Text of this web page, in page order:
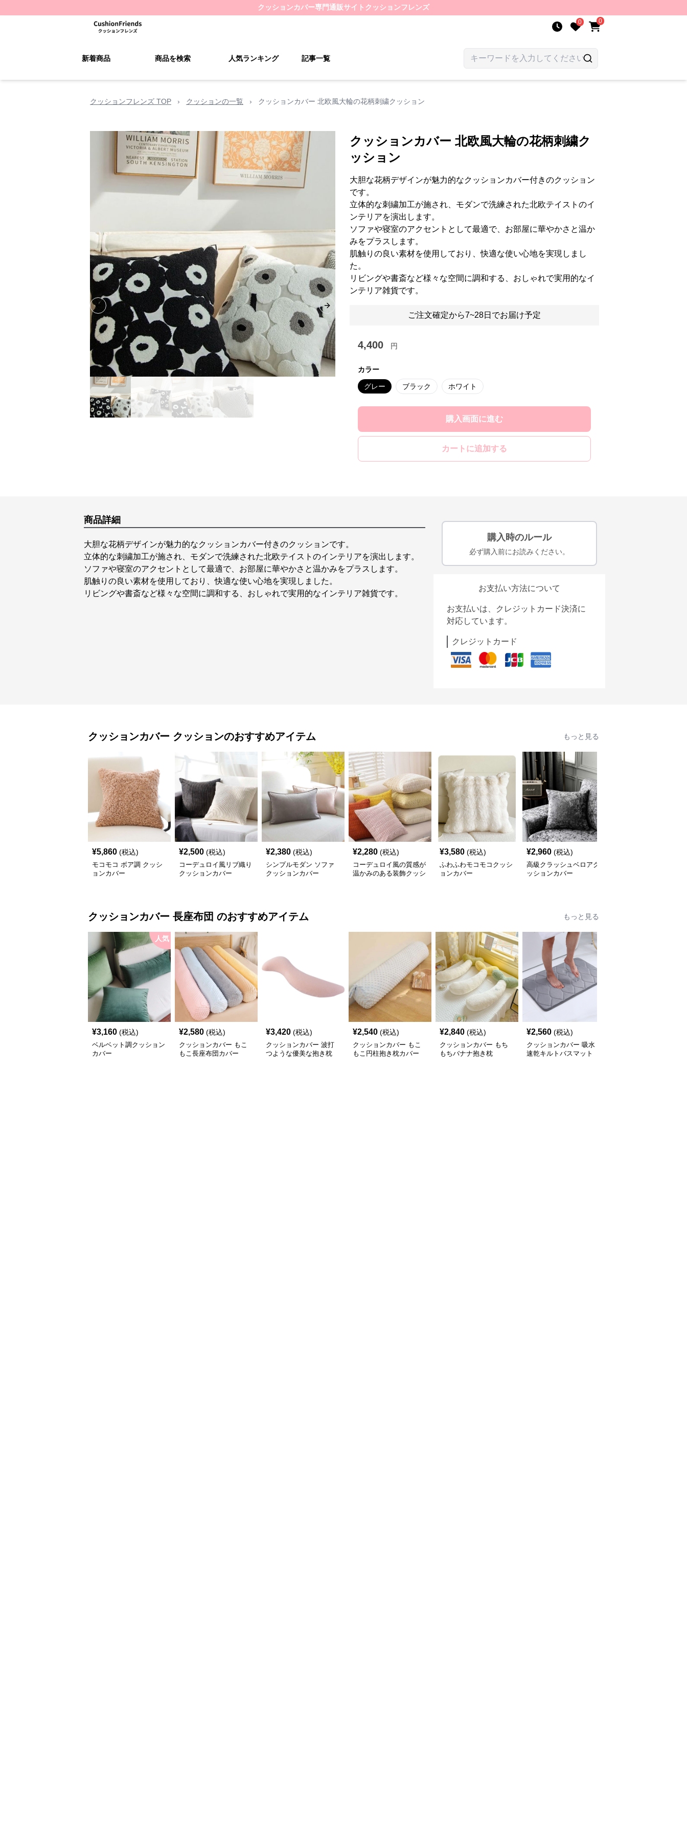
クッションカバー専門通販サイト クッションフレンズ
0 0
新着商品 商品を検索 人気ランキング 記事一覧
クッションフレンズ TOP › クッションの一覧 › クッションカバー 北欧風大輪の花柄刺繍クッション
Previous slide Next slide
クッションカバー 北欧風大輪の花柄刺繍ク
ッション
大胆な花柄デザインが魅力的なクッションカバー付きのクッション
です。
立体的な刺繍加工が施され、モダンで洗練された北欧テイストのイ
ンテリアを演出します。
ソファや寝室のアクセントとして最適で、お部屋に華やかさと温か
みをプラスします。
肌触りの良い素材を使用しており、快適な使い心地を実現しまし
た。
リビングや書斎など様々な空間に調和する、おしゃれで実用的なイ
ンテリア雑貨です。
ご注文確定から7~28日でお届け予定
4,400 円
カラー
グレー ブラック ホワイト
購入画面に進む
カートに追加する
商品詳細
大胆な花柄デザインが魅力的なクッションカバー付きのクッションです。
立体的な刺繍加工が施され、モダンで洗練された北欧テイストのインテリアを演出します。
ソファや寝室のアクセントとして最適で、お部屋に華やかさと温かみをプラスします。
肌触りの良い素材を使用しており、快適な使い心地を実現しました。
リビングや書斎など様々な空間に調和する、おしゃれで実用的なインテリア雑貨です。
購入時のルール
必ず購入前にお読みください。
お支払い方法について
お支払いは、クレジットカード決済に
対応しています。
クレジットカード
クッションカバー クッションのおすすめアイテム もっと見る
¥5,860 (税込)
モコモコ ボア調 クッシ
ョンカバー
¥2,500 (税込)
コーデュロイ風リブ織り
クッションカバー
¥2,380 (税込)
シンプルモダン ソファ
クッションカバー
¥2,280 (税込)
コーデュロイ風の質感が
温かみのある装飾クッシ
¥3,580 (税込)
ふわふわモコモコクッシ
ョンカバー
¥2,960 (税込)
高級クラッシュベロアク
ッションカバー
クッションカバー 長座布団 のおすすめアイテム もっと見る
人気
¥3,160 (税込)
ベルベット調クッション
カバー
¥2,580 (税込)
クッションカバー もこ
もこ長座布団カバー
¥3,420 (税込)
クッションカバー 波打
つような優美な抱き枕
¥2,540 (税込)
クッションカバー もこ
もこ円柱抱き枕カバー
¥2,840 (税込)
クッションカバー もち
もちバナナ抱き枕
¥2,560 (税込)
クッションカバー 吸水
速乾キルトバスマット